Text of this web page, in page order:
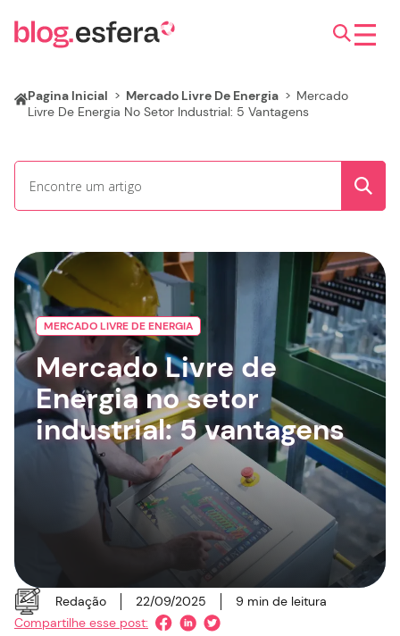
Pagina Inicial > Mercado Livre De Energia > Mercado
Livre De Energia No Setor Industrial: 5 Vantagens
MERCADO LIVRE DE ENERGIA
Mercado Livre de
Energia no setor
industrial: 5 vantagens
Redação 22/09/2025 9 min de leitura
Compartilhe esse post: